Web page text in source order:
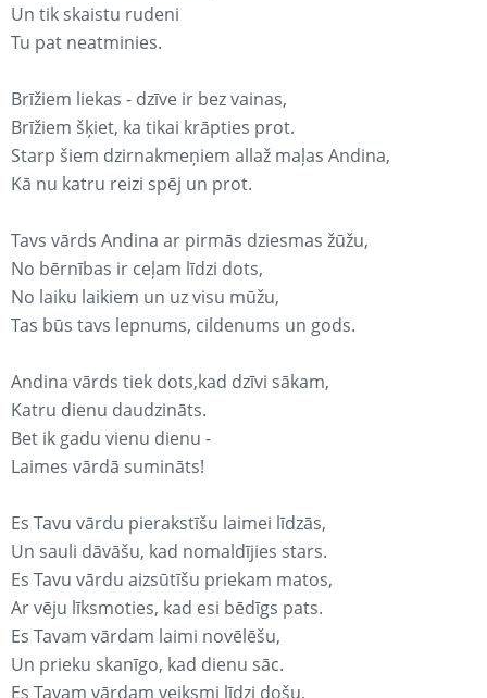
Un tik skaistu rudeni
Tu pat neatminies.
Brīžiem liekas - dzīve ir bez vainas,
Brīžiem šķiet, ka tikai krāpties prot.
Starp šiem dzirnakmeņiem allaž maļas Andina,
Kā nu katru reizi spēj un prot.
Tavs vārds Andina ar pirmās dziesmas žūžu,
No bērnības ir ceļam līdzi dots,
No laiku laikiem un uz visu mūžu,
Tas būs tavs lepnums, cildenums un gods.
Andina vārds tiek dots,kad dzīvi sākam,
Katru dienu daudzināts.
Bet ik gadu vienu dienu -
Laimes vārdā sumināts!
Es Tavu vārdu pierakstīšu laimei līdzās,
Un sauli dāvāšu, kad nomaldījies stars.
Es Tavu vārdu aizsūtīšu priekam matos,
Ar vēju līksmoties, kad esi bēdīgs pats.
Es Tavam vārdam laimi novēlēšu,
Un prieku skanīgo, kad dienu sāc.
Es Tavam vārdam veiksmi līdzi došu,